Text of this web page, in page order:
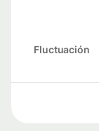
Fluctuación